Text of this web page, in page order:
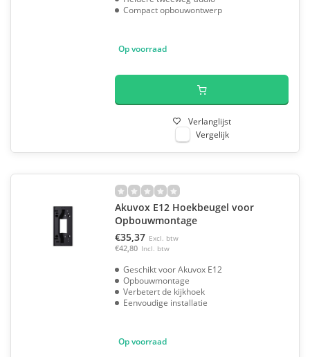
Compact opbouwontwerp
Op voorraad
Verlanglijst
Vergelijk
Akuvox E12 Hoekbeugel voor
Opbouwmontage
€35,37 Excl. btw
€42,80 Incl. btw
Geschikt voor Akuvox E12
Opbouwmontage
Verbetert de kijkhoek
Eenvoudige installatie
Op voorraad